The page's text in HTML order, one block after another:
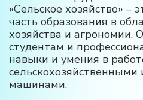
«Сельское хозяйство» –
часть образования в
хозяйства и агрономии.
студентам и
навыки и умения в
машинами.